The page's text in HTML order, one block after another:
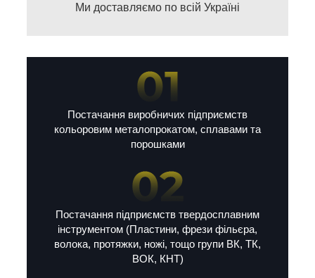
Ми доставляємо по всій Україні
Постачання виробничих підприємств
кольоровим металопрокатом, сплавами та
порошками
Постачання підприємств твердосплавним
інструментом (Пластини, фрези фільєра,
волока, протяжки, ножі, тощо групи ВК, ТК,
ВОК, КНТ)